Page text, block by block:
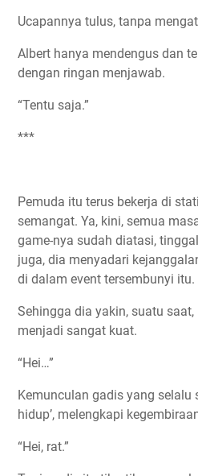
Ucapannya tulus, tanpa
Albert hanya mendengus dan
dengan ringan menjawab.
“Tentu saja.”
***
Pemuda itu terus bekerja di
semangat. Ya, kini, semua
game-nya sudah diatasi,
juga, dia menyadari
di dalam event tersembunyi itu.
Sehingga dia yakin, suatu
menjadi sangat kuat.
“Hei…”
Kemunculan gadis yang selalu
hidup’, melengkapi
“Hei, rat.”